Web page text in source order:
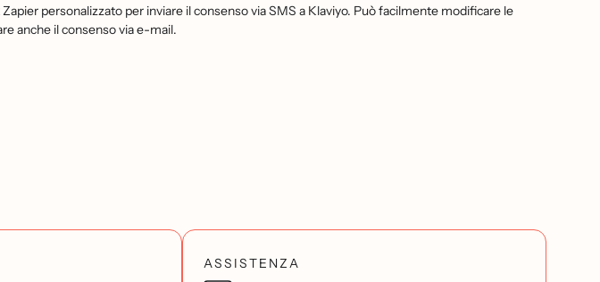
personalizzato per inviare il consenso via SMS a Klaviyo. Può facilmente modificare le
anche il consenso via e-mail.
ASSISTENZA